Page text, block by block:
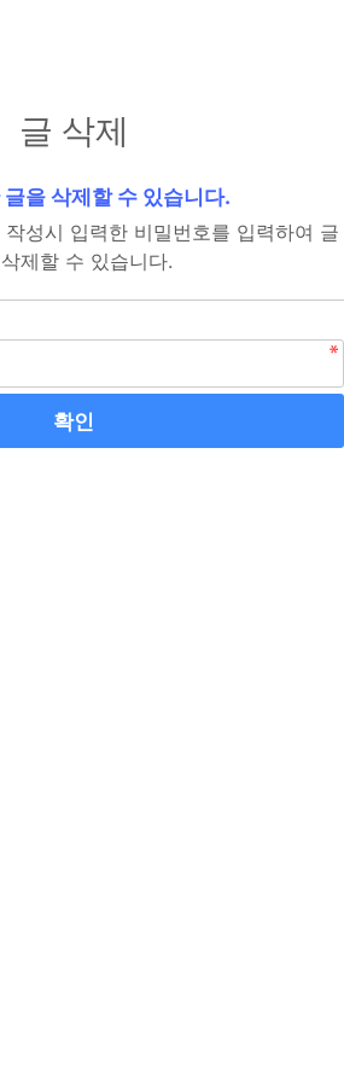
글 삭제
을 삭제할 수 있습니다.
성시 입력한 비밀번호를 입력하여 글
제할 수 있습니다.